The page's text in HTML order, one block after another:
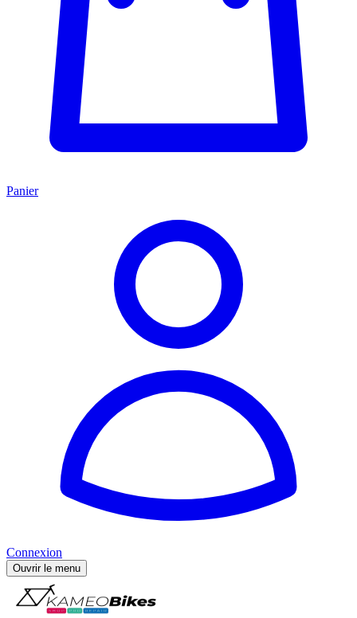
Panier
Connexion
Ouvrir le menu